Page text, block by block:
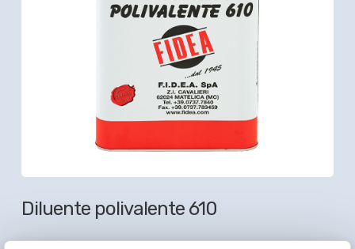
Diluente polivalente 610